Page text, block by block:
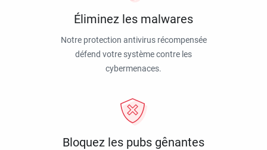
Éliminez les malwares
Notre protection antivirus récompensée
défend votre système contre les
cybermenaces.
Bloquez les pubs gênantes